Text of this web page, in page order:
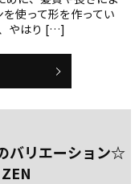
使って形を作ってい
やはり […]
バリエーション☆